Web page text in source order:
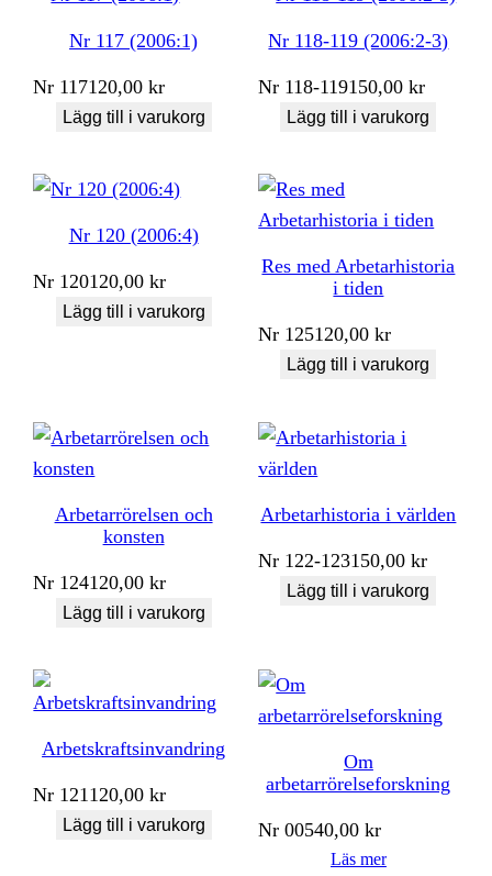
Nr 117 (2006:1)
Nr 117120,00kr
Lägg till i varukorg
Nr 118-119 (2006:2-3)
Nr 118-119150,00kr
Lägg till i varukorg
Nr 120 (2006:4)
Nr 120120,00kr
Lägg till i varukorg
Res med Arbetarhistoria
i tiden
Nr 125120,00kr
Lägg till i varukorg
Arbetarrörelsen och
konsten
Nr 124120,00kr
Lägg till i varukorg
Arbetarhistoria i världen
Nr 122-123150,00kr
Lägg till i varukorg
Arbetskraftsinvandring
Nr 121120,00kr
Lägg till i varukorg
Om
arbetarrörelseforskning
Nr 00540,00kr
Läs mer